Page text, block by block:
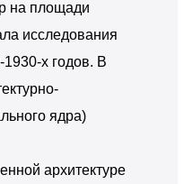
на площади
исследования
1930-х годов. В
ядра)
архитектуре